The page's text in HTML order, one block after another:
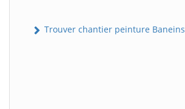
Trouver chantier peinture Baneins